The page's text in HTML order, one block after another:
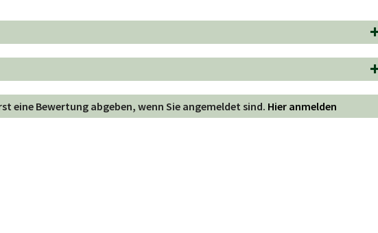
eine Bewertung abgeben, wenn Sie angemeldet sind. Hier anmelden